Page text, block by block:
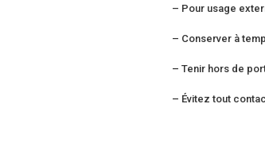
– Pour usage
– Conserver à
– Tenir hors de
– Évitez tout